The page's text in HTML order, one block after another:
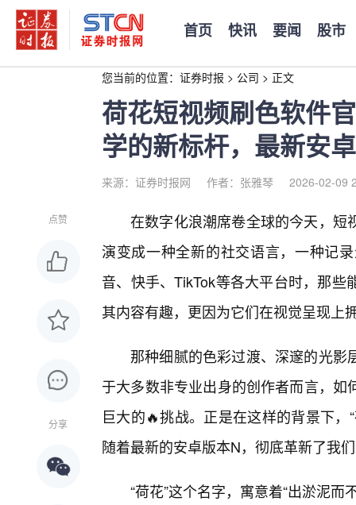
首页 快讯 要闻 股市
您当前的位置： 证券时报 > 公司 > 正文
荷花短视频刷色软件
学的新标杆，最新安
来源：证券时报网 作者：张雅琴 2026-02-09
点赞
分享
在数字化浪潮席卷全球的今天，短
演变成一种全新的社交语言，一种记
音、快手、TikTok等各大平台时，那
其内容有趣，更因为它们在视觉呈现上
那种细腻的色彩过渡、深邃的光
于大多数非专业出身的创作者而言，
巨大的🔥挑战。正是在这样的背景下
随着最新的安卓版本N，彻底革新了我
“荷花”这个名字，寓意着“出淤泥